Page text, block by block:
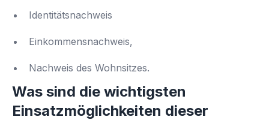
Identitätsnachweis
Einkommensnachweis,
Nachweis des Wohnsitzes.
Was sind die wichtigsten
Einsatzmöglichkeiten dieser